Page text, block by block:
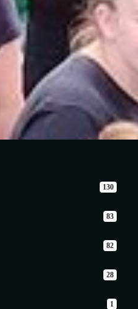
130
83
82
28
1